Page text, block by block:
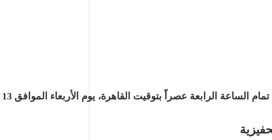
الساعة الرابعة عصراً بتوقيت القاهرة، يوم الأربعاء الموافق 13 مايو.